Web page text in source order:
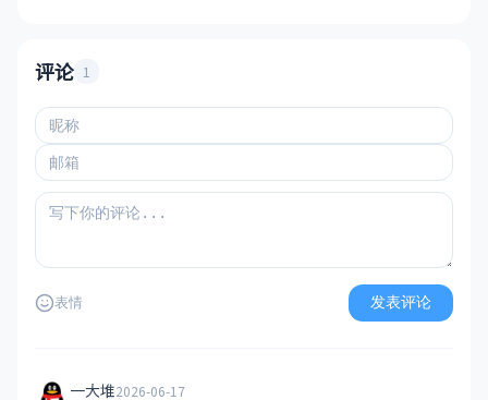
评论 1
表情 发表评论
一大堆2026-06-17